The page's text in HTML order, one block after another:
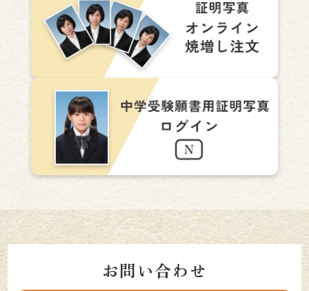
お問い合わせ